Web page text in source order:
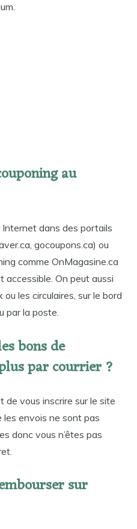
au
dans des portails
gocoupons.ca) ou
comme OnMagasine.ca
accessible. On peut aussi
les circulaires, sur le bord
par la poste.
bons de
par courrier ?
de vous inscrire sur le site
les envois ne sont pas
donc vous n’êtes pas
sur